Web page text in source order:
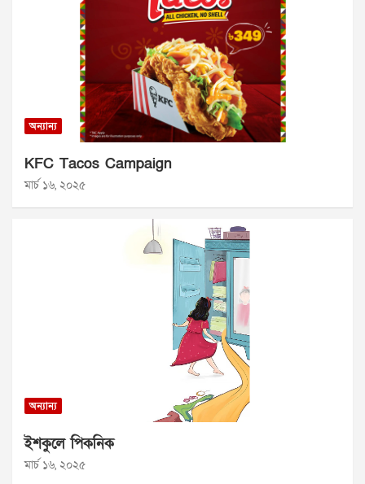
অন্যান্য
KFC Tacos Campaign
মার্চ ১৬, ২০২৫
অন্যান্য
ইশকুলে পিকনিক
মার্চ ১৬, ২০২৫